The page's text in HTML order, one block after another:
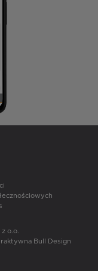
o.o.
Bull Design